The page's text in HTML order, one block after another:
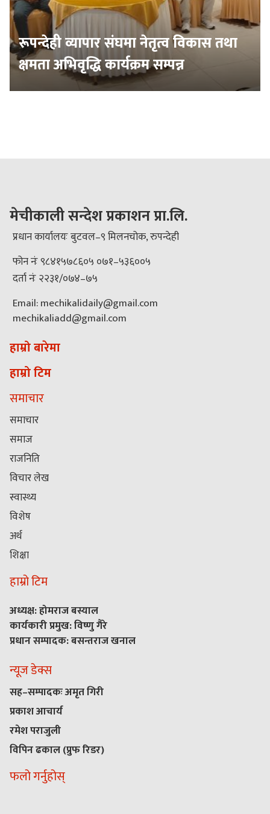
रूपन्देही व्यापार संघमा नेतृत्व विकास तथा
क्षमता अभिवृद्धि कार्यक्रम सम्पन्न
मेचीकाली सन्देश प्रकाशन प्रा.लि.
प्रधान कार्यालयः बुटवल–९ मिलनचोक, रुपन्देही
फोन नंः ९८४१५७८६०५ ०७१–५३६००५
दर्ता नंः २२३१/०७४–७५
Email: mechikalidaily@gmail.com
mechikaliadd@gmail.com
हाम्रो बारेमा
हाम्रो टिम
समाचार
समाचार
समाज
राजनिति
विचार लेख
स्वास्थ्य
विशेष
अर्थ
शिक्षा
हाम्रो टिम
अध्यक्ष: होमराज बस्याल
कार्यकारी प्रमुख: विष्णु गैरे
प्रधान सम्पादक: बसन्तराज खनाल
न्यूज डेक्स
सह–सम्पादकः अमृत गिरी
प्रकाश आचार्य
रमेश पराजुली
विपिन ढकाल (प्रुफ रिडर)
फलो गर्नुहोस्